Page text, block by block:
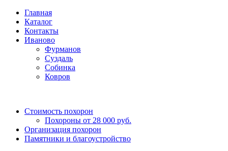
Главная
Каталог
Контакты
Иваново
Фурманов
Суздаль
Собинка
Ковров
Стоимость похорон
Похороны от 28 000 руб.
Организация похорон
Памятники и благоустройство